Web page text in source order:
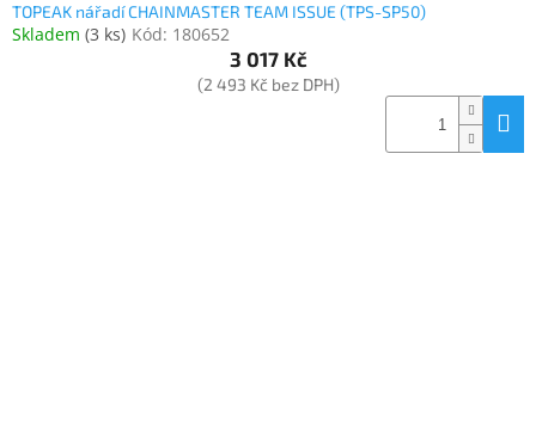
TOPEAK nářadí CHAINMASTER TEAM ISSUE (TPS-SP50)
Skladem (3 ks) Kód: 180652
3 017 Kč
(2 493 Kč bez DPH)